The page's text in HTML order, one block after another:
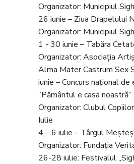
Organizator: Municipiul
26 iunie – Ziua Drapelului
Organizator: Municipiul
1 - 30 iunie – Tabăra
Organizator: Asociația
Alma Mater Castrum Sex
iunie – Concurs național de
”Pământul e casa noastră”
Organizator: Clubul
Iulie
4 – 6 iulie – Târgul
Organizator: Fundația
26-28 iulie: Festivalul